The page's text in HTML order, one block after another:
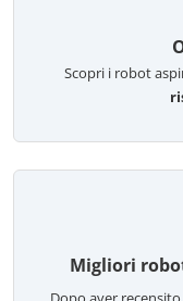
Scopri i robot
Migliori